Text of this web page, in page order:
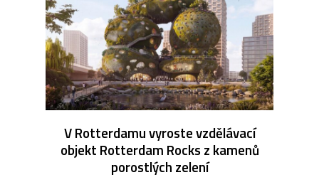
V Rotterdamu vyroste vzdělávací
objekt Rotterdam Rocks z kamenů
porostlých zelení